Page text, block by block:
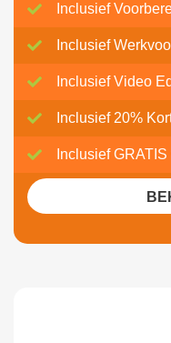
Inclusief
Inclusief
Inclusief Video
Inclusief 20%
Inclusief